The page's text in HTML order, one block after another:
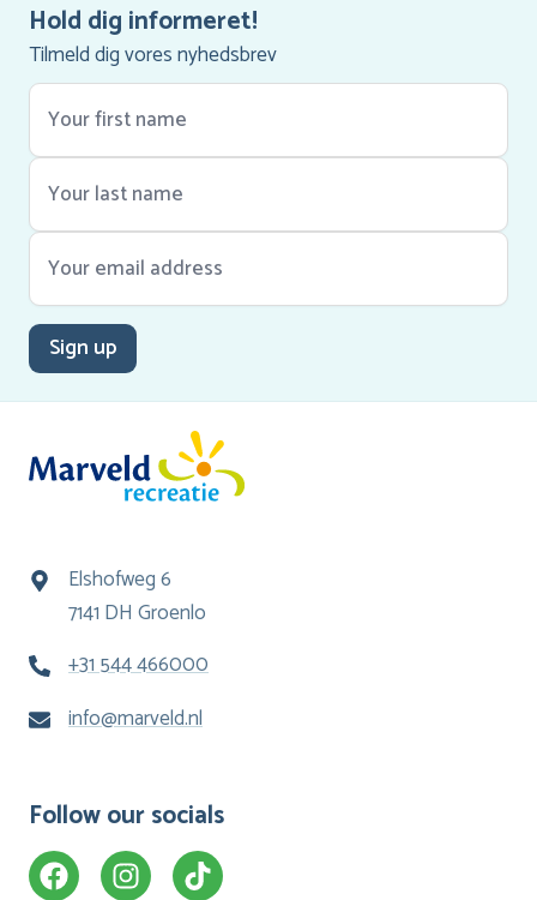
Hold dig informeret!
Tilmeld dig vores nyhedsbrev
Sign up
Elshofweg 6
7141 DH Groenlo
+31 544 466000
info@marveld.nl
Follow our socials